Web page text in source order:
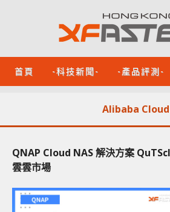
首頁 -科技新聞- -產品評測-
Alibaba Cloud
QNAP Cloud NAS 解決方案
雲雲市場